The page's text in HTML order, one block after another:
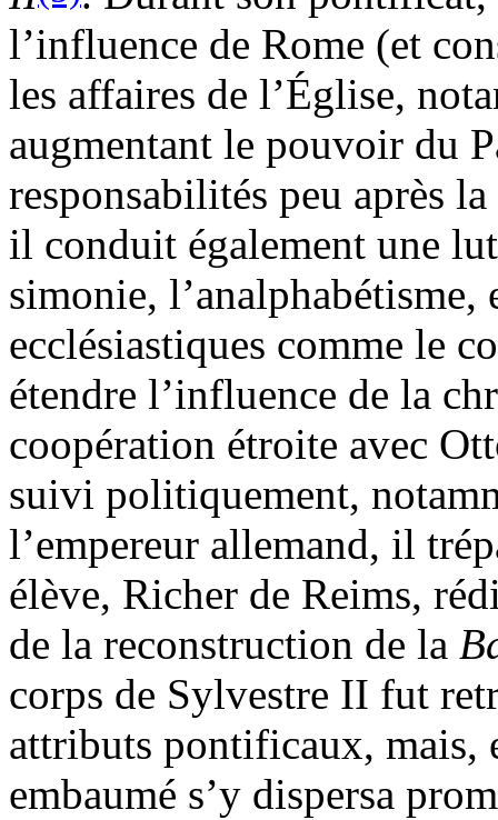
l’influence de Rome (et
les affaires de l’Église,
augmentant le pouvoir du
responsabilités peu après
il conduit également une
simonie, l’analphabétisme,
ecclésiastiques comme le
étendre l’influence de la
coopération étroite avec
suivi politiquement,
l’empereur allemand, il
élève, Richer de Reims,
de la reconstruction de la
corps de Sylvestre II fut
attributs pontificaux, mais,
embaumé s’y dispersa